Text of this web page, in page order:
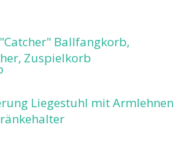
Ballfangkorb,
Zuspielkorb
Liegestuhl mit Armlehnen